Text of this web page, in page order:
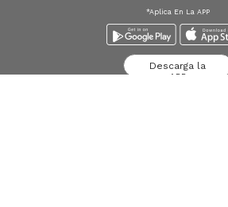
*Aplica En La APP
Descarga la
APP